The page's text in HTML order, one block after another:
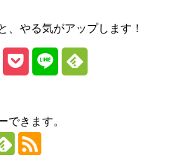
、やる気がアップします！
できます。